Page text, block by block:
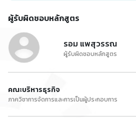
ผู้รับผิดชอบหลักสูตร
รอม แพสุวรรณ
ผู้รับผิดชอบหลักสูตร
คณะบริหารธุรกิจ
ภาควิชาการจัดการและการเป็นผู้ประกอบการ